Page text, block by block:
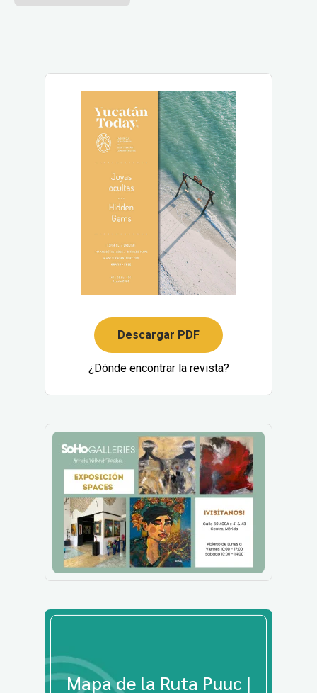
Descargar PDF
¿Dónde encontrar la revista?
Mapa de la Ruta Puuc |